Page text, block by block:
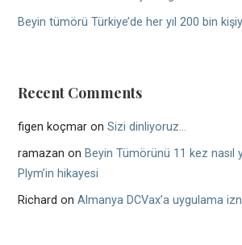
Beyin tümörü Türkiye’de her yıl 200 bin
Recent Comments
figen koçmar onSizi dinliyoruz…
ramazan on Beyin Tümörünü 11 kez nasıl
Plym’in hikayesi
Richard onAlmanya DCVax’a uygulama